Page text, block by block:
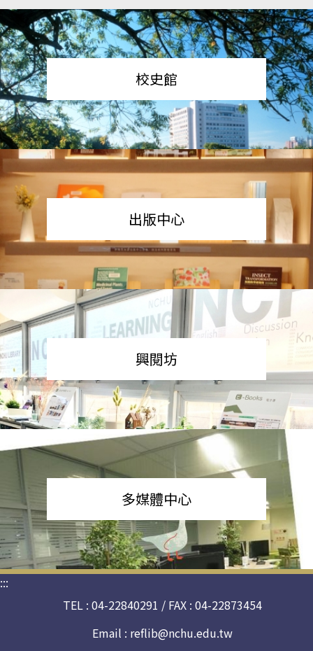
校史館
出版中心
興閱坊
多媒體中心
:::
TEL : 04-22840291 / FAX : 04-22873454
Email : reflib@nchu.edu.tw